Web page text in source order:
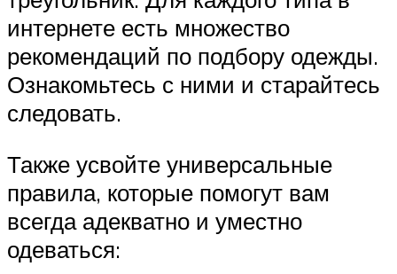
интернете есть множество
рекомендаций по подбору одежды.
Ознакомьтесь с ними и старайтесь
следовать.
Также усвойте универсальные
правила, которые помогут вам
всегда адекватно и уместно
одеваться: